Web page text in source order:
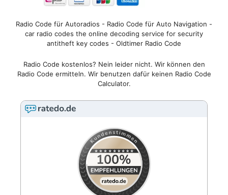
Radio Code für Autoradios - Radio Code für Auto Navigation -
car radio codes the online decoding service for security
antitheft key codes - Oldtimer Radio Code
Radio Code kostenlos? Nein leider nicht. Wir können den
Radio Code ermitteln. Wir benutzen dafür keinen Radio Code
Calculator.